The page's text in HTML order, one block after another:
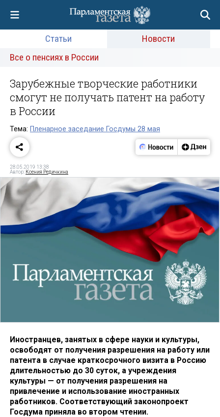
Статьи
Новости
Все о пенсиях в России
Зарубежные творческие работники
смогут не получать патент на работу
в России
Тема: Пленарное заседание Госдумы 28 мая
28.05.2019 13:38
Автор: Ксения Редичкина
Иностранцев, занятых в сфере науки и культуры,
освободят от получения разрешения на работу или
патента в случае краткосрочного визита в Россию
длительностью до 30 суток, а учреждения
культуры — от получения разрешения на
привлечение и использование иностранных
работников. Соответствующий законопроект
Госдума приняла во втором чтении.